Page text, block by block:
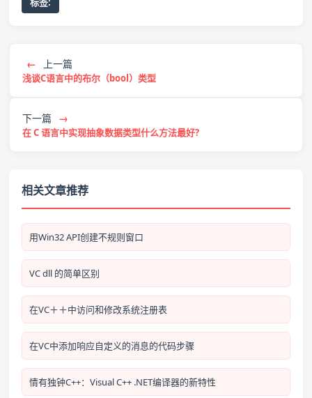
← 上一篇
浅谈C语言中的布尔（bool）类型
下一篇 →
在 C 语言中实现抽象数据类型什么方法最好?
相关文章推荐
用Win32 API创建不规则窗口
VC dll 的简单区别
在VC＋＋中访问和修改系统注册表
在VC中添加响应自定义的消息的代码步骤
情有独钟C++：Visual C++ .NET编译器的新特性